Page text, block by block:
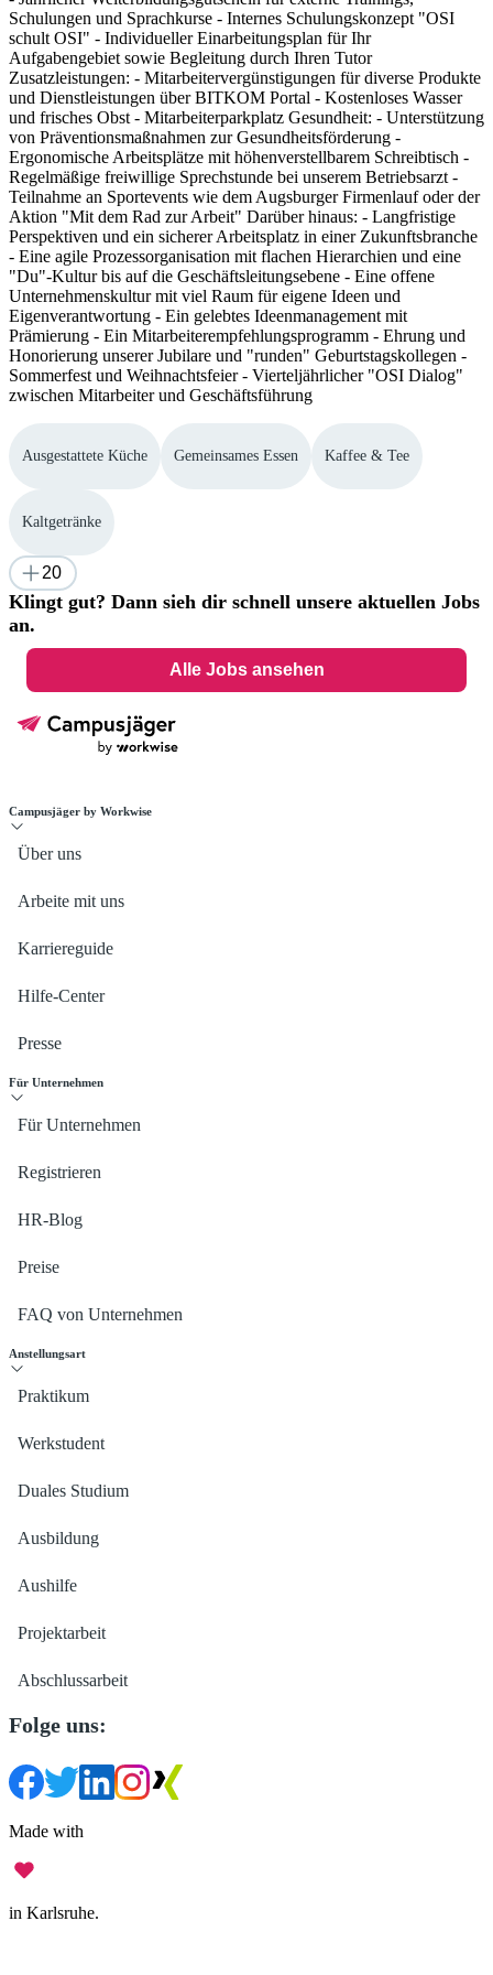
Schulungen und Sprachkurse - Internes Schulungskonzept "OSI
schult OSI" - Individueller Einarbeitungsplan für Ihr
Aufgabengebiet sowie Begleitung durch Ihren Tutor
Zusatzleistungen: - Mitarbeitervergünstigungen für diverse Produkte
und Dienstleistungen über BITKOM Portal - Kostenloses Wasser
und frisches Obst - Mitarbeiterparkplatz Gesundheit: - Unterstützung
von Präventionsmaßnahmen zur Gesundheitsförderung -
Ergonomische Arbeitsplätze mit höhenverstellbarem Schreibtisch -
Regelmäßige freiwillige Sprechstunde bei unserem Betriebsarzt -
Teilnahme an Sportevents wie dem Augsburger Firmenlauf oder der
Aktion "Mit dem Rad zur Arbeit" Darüber hinaus: - Langfristige
Perspektiven und ein sicherer Arbeitsplatz in einer Zukunftsbranche
- Eine agile Prozessorganisation mit flachen Hierarchien und eine
"Du"-Kultur bis auf die Geschäftsleitungsebene - Eine offene
Unternehmenskultur mit viel Raum für eigene Ideen und
Eigenverantwortung - Ein gelebtes Ideenmanagement mit
Prämierung - Ein Mitarbeiterempfehlungsprogramm - Ehrung und
Honorierung unserer Jubilare und "runden" Geburtstagskollegen -
Sommerfest und Weihnachtsfeier - Vierteljährlicher "OSI Dialog"
zwischen Mitarbeiter und Geschäftsführung
Ausgestattete Küche Gemeinsames Essen Kaffee & Tee
Kaltgetränke
20
Klingt gut? Dann sieh dir schnell unsere aktuellen Jobs
an.
Alle Jobs ansehen
Campusjäger by Workwise
Über uns
Arbeite mit uns
Karriereguide
Hilfe-Center
Presse
Für Unternehmen
Für Unternehmen
Registrieren
HR-Blog
Preise
FAQ von Unternehmen
Anstellungsart
Praktikum
Werkstudent
Duales Studium
Ausbildung
Aushilfe
Projektarbeit
Abschlussarbeit
Folge uns:
Made with
in Karlsruhe.